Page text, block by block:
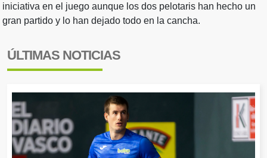
iniciativa en el juego aunque los dos pelotaris han hecho un
gran partido y lo han dejado todo en la cancha.
ÚLTIMAS NOTICIAS